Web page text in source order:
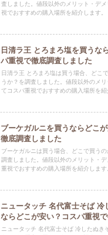
査しました。値段以外のメリット・デ
視でおすすめの購入場所を紹介します。
日清ラ王 とろまろ塩を買うな
パ重視で徹底調査しました
日清ラ王 とろまろ塩は買う場合、どこ
うか？を調査しました。値段以外のメリ
てコスパ重視でおすすめの購入場所を紹
ブーケガルニを買うならどこ
徹底調査しました
ブーケガルニは買う場合、どこで買う
調査しました。値段以外のメリット・
重視でおすすめの購入場所を紹介します
ニュータッチ 名代富士そば 冷
ならどこが安い？コスパ重視
ニュータッチ 名代富士そば 冷したぬき